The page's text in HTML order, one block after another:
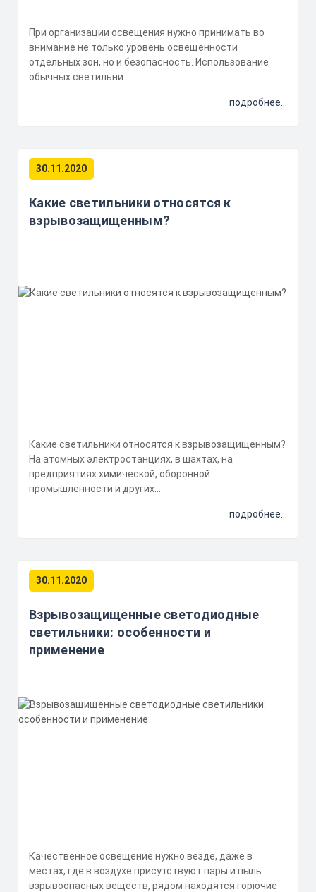
При организации освещения нужно принимать во
внимание не только уровень освещенности
отдельных зон, но и безопасность. Использование
обычных светильни...
подробнее...
30.11.2020
Какие светильники относятся к
взрывозащищенным?
Какие светильники относятся к взрывозащищенным?
На атомных электростанциях, в шахтах, на
предприятиях химической, оборонной
промышленности и других...
подробнее...
30.11.2020
Взрывозащищенные светодиодные
светильники: особенности и
применение
Качественное освещение нужно везде, даже в
местах, где в воздухе присутствуют пары и пыль
взрывоопасных веществ, рядом находятся горючие